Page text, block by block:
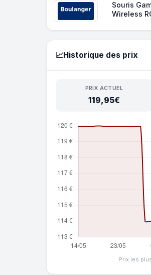
Souris
Wireless
📈Historique des prix
PRIX ACTUEL
119,95€
Prix les